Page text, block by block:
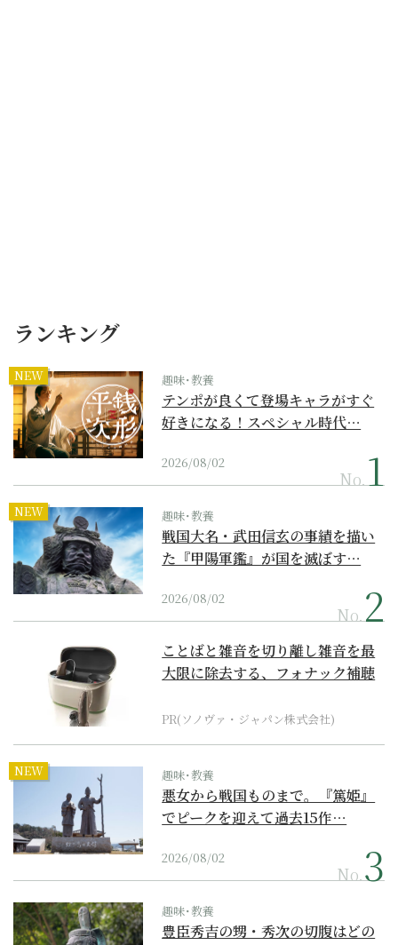
ランキング
NEW 趣味･教養
テンポが良くて登場キャラがすぐ
好きになる！スペシャル時代…
2026/08/02
No.
NEW 趣味･教養
戦国大名・武田信玄の事績を描い
た『甲陽軍鑑』が国を滅ぼす…
2026/08/02
No.
ことばと雑音を切り離し雑音を最
大限に除去する、フォナック補聴
PR(ソノヴァ・ジャパン株式会社)
NEW 趣味･教養
悪女から戦国ものまで。『篤姫』
でピークを迎えて過去15作…
2026/08/02
No.
趣味･教養
豊臣秀吉の甥・秀次の切腹はどの